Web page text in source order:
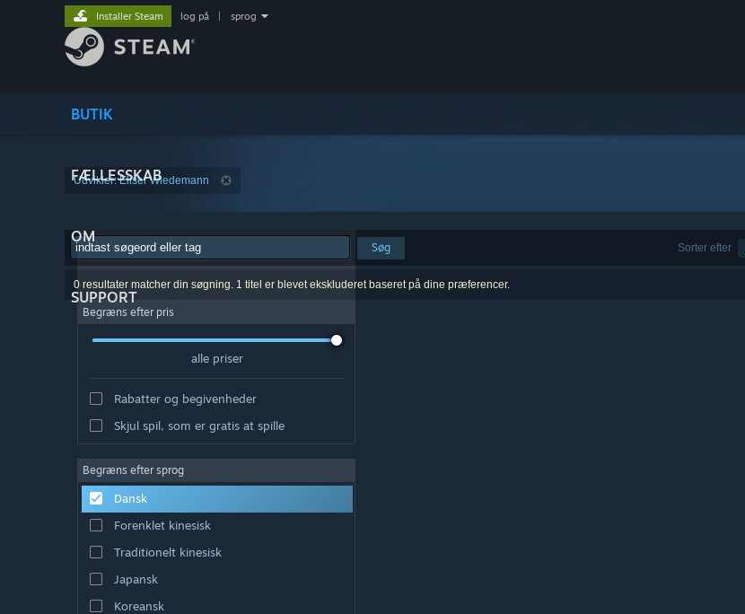
BUTIK
FÆLLESSKAB
OM
SUPPORT
Installer Steam log på sprog
Udvikler: Eliser Wiedemann
Sorter efter
Søg
0 resultater matcher din søgning. 1 titel er blevet ekskluderet baseret på dine præferencer.
Begræns efter pris
alle priser
Rabatter og begivenheder
Skjul spil, som er gratis at spille
Begræns efter sprog
Dansk
Forenklet kinesisk
Traditionelt kinesisk
Japansk
Koreansk